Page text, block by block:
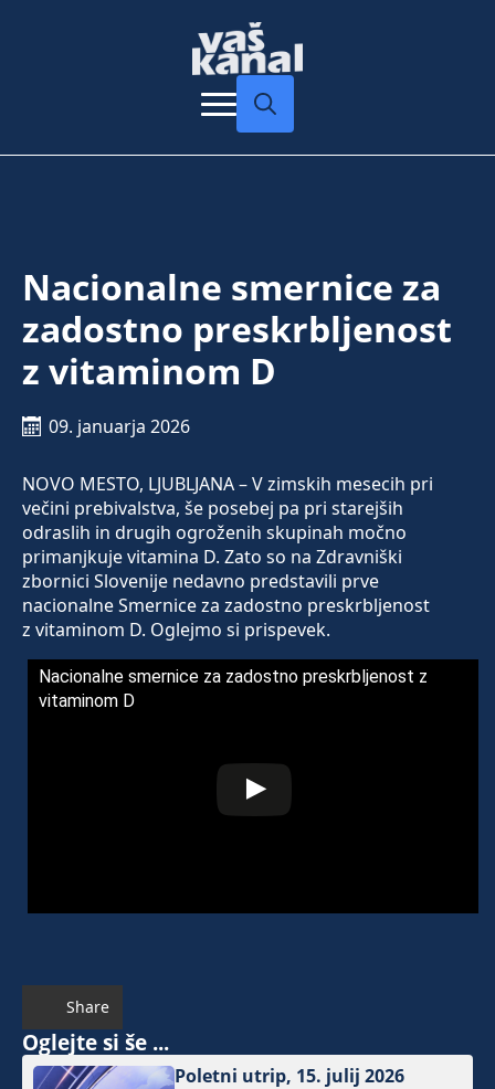
Nacionalne smernice za
zadostno preskrbljenost
z vitaminom D
09. januarja 2026
NOVO MESTO, LJUBLJANA – V zimskih mesecih pri
večini prebivalstva, še posebej pa pri starejših
odraslih in drugih ogroženih skupinah močno
primanjkuje vitamina D. Zato so na Zdravniški
zbornici Slovenije nedavno predstavili prve
nacionalne Smernice za zadostno preskrbljenost
z vitaminom D. Oglejmo si prispevek.
Nacionalne smernice za zadostno preskrbljenost z
vitaminom D
Share
Oglejte si še ...
Poletni utrip, 15. julij 2026